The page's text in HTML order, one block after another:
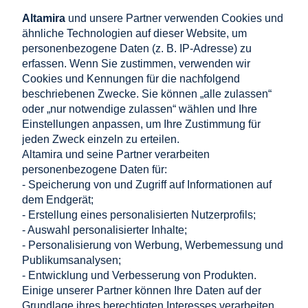
Normen und Zertifikate
IEC 62109-1 (Klasse II), FCC Part 15,
IEC 61000-6-2, IEC 61000-6-3
Klasse B, EN 55011, VDE-AR-E
2100-712:2013-05,
RoHS
Serie / System SolarEdge P-Series
EAN 5900000013190
Dateien zum Herunterladen:
Datenblatt
Einkaufen
Hilfe
Altamira und unsere Partner verwenden Cookies und
ähnliche Technologien auf dieser Website, um
personenbezogene Daten (z. B. IP-Adresse) zu
erfassen. Wenn Sie zustimmen, verwenden wir
Cookies und Kennungen für die nachfolgend
beschriebenen Zwecke. Sie können „alle zulassen“
oder „nur notwendige zulassen“ wählen und Ihre
Einstellungen anpassen, um Ihre Zustimmung für
jeden Zweck einzeln zu erteilen.
Altamira und seine Partner verarbeiten
personenbezogene Daten für:
- Speicherung von und Zugriff auf Informationen auf
dem Endgerät;
- Erstellung eines personalisierten Nutzerprofils;
- Auswahl personalisierter Inhalte;
- Personalisierung von Werbung, Werbemessung und
Publikumsanalysen;
- Entwicklung und Verbesserung von Produkten.
Einige unserer Partner können Ihre Daten auf der